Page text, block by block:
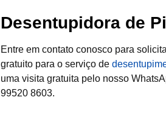
Desentupidora de
Entre em contato conosco para
gratuito para o serviço de
uma visita gratuita pelo nosso
99520 8603.